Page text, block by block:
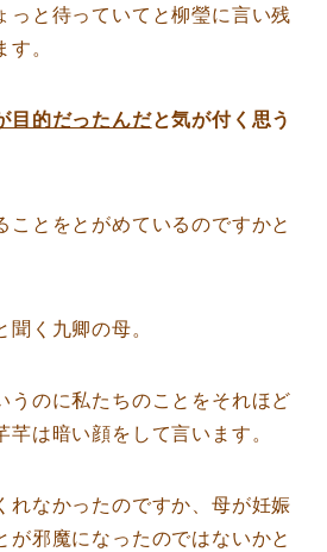
っと待っていてと柳瑩に言い残
す。
目的だったんだと気が付く思う
ことをとがめているのですかと
く九卿の母。
うのに私たちのことをそれほど
芊は暗い顔をして言います。
れなかったのですか、母が妊娠
が邪魔になったのではないかと